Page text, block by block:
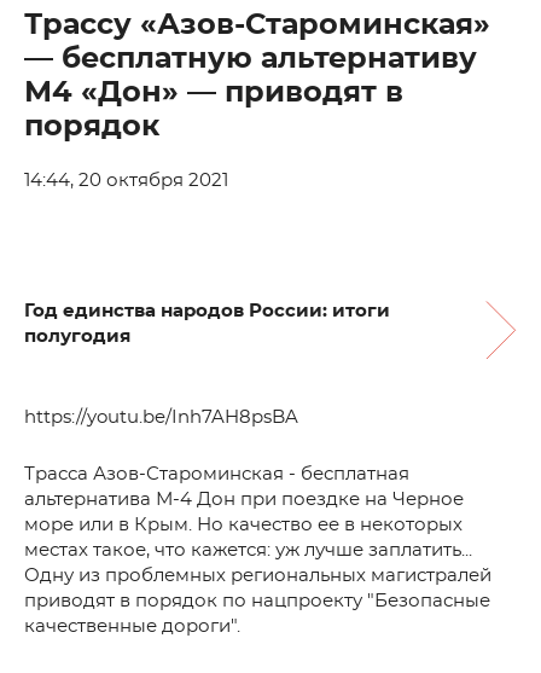
Трассу «Азов-Староминская»
— бесплатную альтернативу
М4 «Дон» — приводят в
порядок
14:44, 20 октября 2021
Год единства народов России: итоги
полугодия
https://youtu.be/Inh7AH8psBA
Трасса Азов-Староминская - бесплатная
альтернатива М-4 Дон при поездке на Черное
море или в Крым. Но качество ее в некоторых
местах такое, что кажется: уж лучше заплатить...
Одну из проблемных региональных магистралей
приводят в порядок по нацпроекту "Безопасные
качественные дороги".